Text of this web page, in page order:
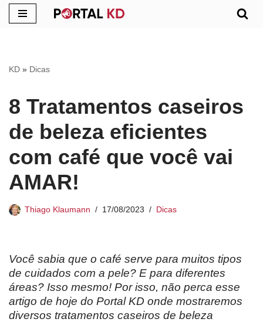
conteúdo
KD » Dicas
8 Tratamentos caseiros
de beleza eficientes
com café que você vai
AMAR!
Thiago Klaumann 17/08/2023 Dicas
Você sabia que o café serve para muitos tipos
de cuidados com a pele? E para diferentes
áreas? Isso mesmo! Por isso, não perca esse
artigo de hoje do Portal KD onde mostraremos
diversos tratamentos caseiros de beleza